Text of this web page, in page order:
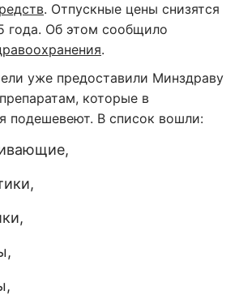
. Отпускные цены снизятся
года. Об этом сообщило
.
уже предоставили Минздраву
которые в
подешевеют. В список вошли: